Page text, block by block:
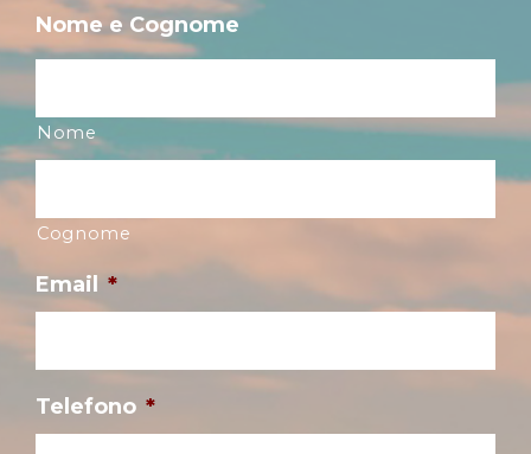
Nome e Cognome
Nome
Cognome
Email *
Telefono *